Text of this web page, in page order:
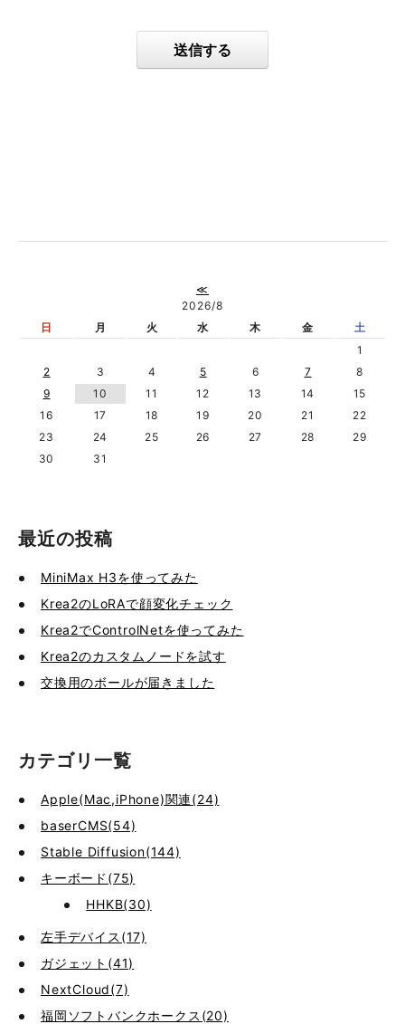
送信する
≪
2026/8
日
月 火 水 木 金
土
1
2
3 4 5 6 7
8
9
10 11 12 13 14
15
16
17 18 19 20 21
22
23
24 25 26 27 28
29
30
31
最近の投稿
MiniMax H3を使ってみた
Krea2のLoRAで顔変化チェック
Krea2でControlNetを使ってみた
Krea2のカスタムノードを試す
交換用のボールが届きました
カテゴリ一覧
Apple(Mac,iPhone)関連(24)
baserCMS(54)
Stable Diffusion(144)
キーボード(75)
HHKB(30)
左手デバイス(17)
ガジェット(41)
NextCloud(7)
福岡ソフトバンクホークス(20)